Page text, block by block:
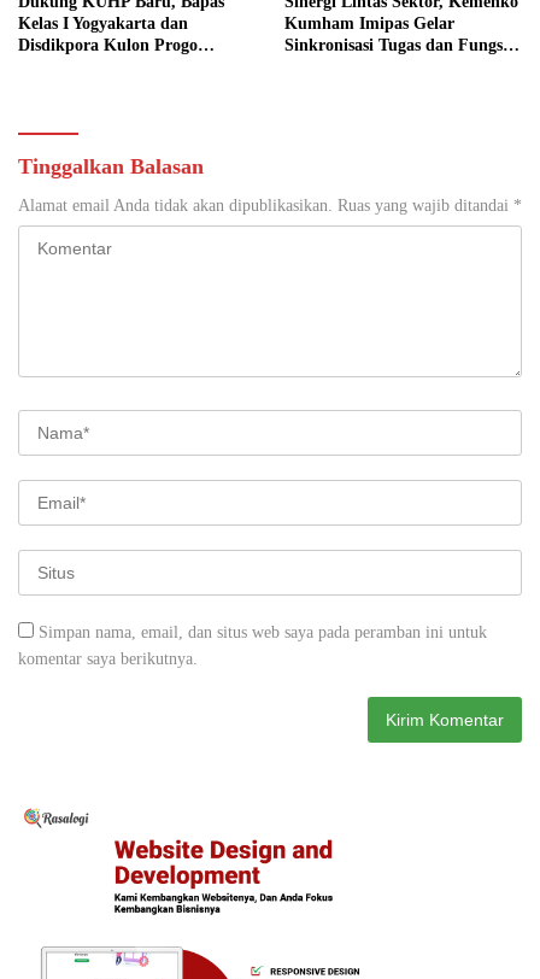
Kelas I Yogyakarta dan
Disdikpora Kulon Progo
Kumham Imipas Gelar
Sinkronisasi Tugas dan Fungsi
Tinggalkan Balasan
Alamat email Anda tidak akan dipublikasikan. Ruas yang wajib ditandai *
Simpan nama, email, dan situs web saya pada peramban ini untuk
komentar saya berikutnya.